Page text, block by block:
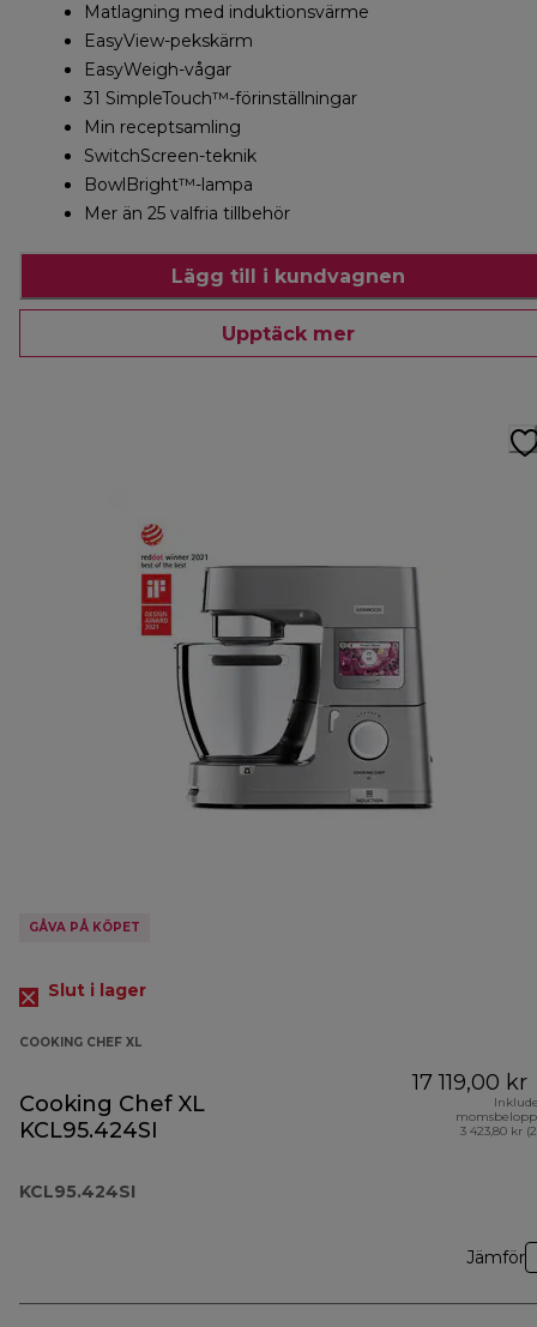
Matlagning med induktionsvärme
EasyView-pekskärm
EasyWeigh-vågar
31 SimpleTouch™-förinställningar
Min receptsamling
SwitchScreen-teknik
BowlBright™-lampa
Mer än 25 valfria tillbehör
Lägg till i kundvagnen
Upptäck mer
GÅVA PÅ KÖPET
Slut i lager
COOKING CHEF XL
Cooking Chef XL
KCL95.424SI
KCL95.424SI
17 119,00 kr
3 423,80 kr
Jämför